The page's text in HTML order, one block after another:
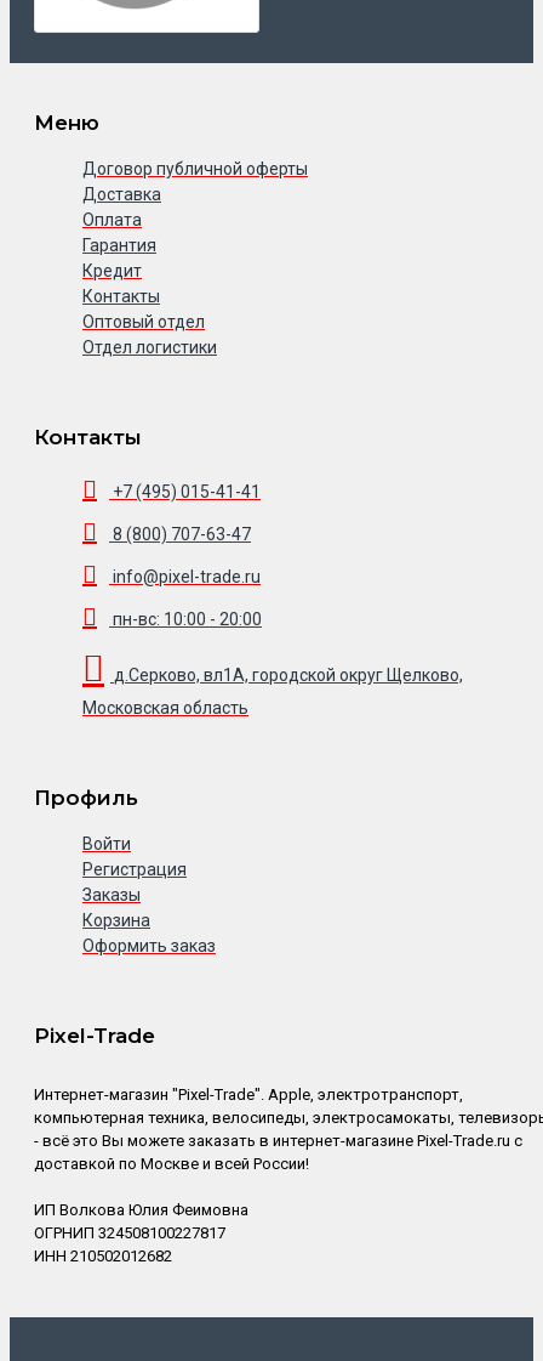
Меню
Договор публичной оферты
Доставка
Оплата
Гарантия
Кредит
Контакты
Оптовый отдел
Отдел логистики
Контакты
+7 (495) 015-41-41
8 (800) 707-63-47
info@pixel-trade.ru
пн-вс: 10:00 - 20:00
д.Серково, вл1А, городской округ Щелково,
Московская область
Профиль
Войти
Регистрация
Заказы
Корзина
Оформить заказ
Pixel-Trade
Интернет-магазин "Pixel-Trade". Apple, электротранспорт,
компьютерная техника, велосипеды, электросамокаты,
- всё это Вы можете заказать в интернет-магазине Pixel-Trade.ru с
доставкой по Москве и всей России!
ИП Волкова Юлия Феимовна
ОГРНИП 324508100227817
ИНН 210502012682